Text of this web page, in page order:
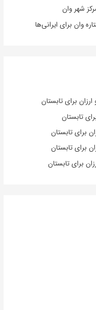
شهر وان
برای تابستان
تابستان
برای تابستان
برای تابستان
برای تابستان